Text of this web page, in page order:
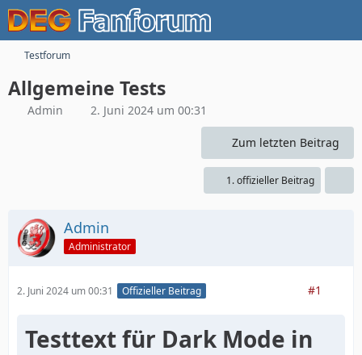
Testforum
Allgemeine Tests
Admin 2. Juni 2024 um 00:31
Zum letzten Beitrag
1. offizieller Beitrag
Admin
Administrator
2. Juni 2024 um 00:31 Offizieller Beitrag #1
Testtext für Dark Mode in